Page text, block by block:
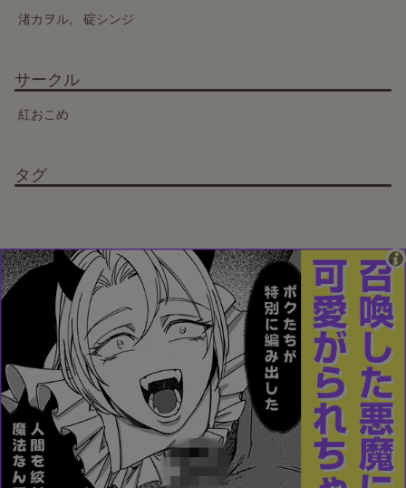
渚カヲル 碇シンジ
サークル
紅おこめ
タグ